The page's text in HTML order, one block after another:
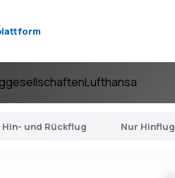
Lufthansa
Hin- und Rückflug Nur Hinflug